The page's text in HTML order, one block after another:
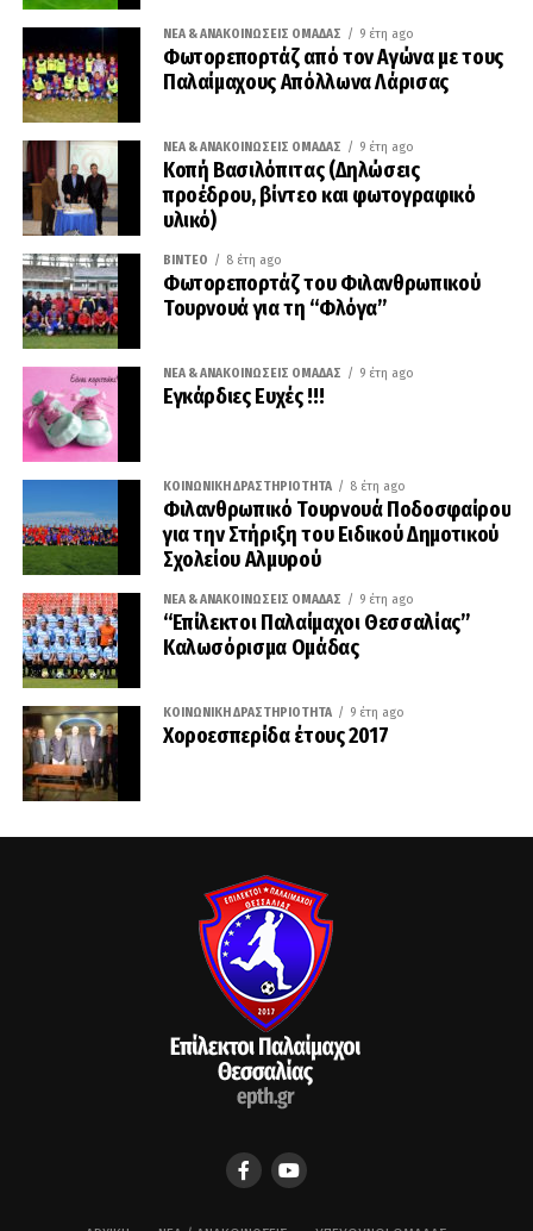
ΝΈΑ & ΑΝΑΚΟΙΝΏΣΕΙΣ ΟΜΆΔΑΣ 9 έτη ago
Φωτορεπορτάζ από τον Αγώνα με τους
Παλαίμαχους Απόλλωνα Λάρισας
ΝΈΑ & ΑΝΑΚΟΙΝΏΣΕΙΣ ΟΜΆΔΑΣ 9 έτη ago
Κοπή Βασιλόπιτας (Δηλώσεις
προέδρου, βίντεο και φωτογραφικό
υλικό)
ΒΊΝΤΕΟ 8 έτη ago
Φωτορεπορτάζ του Φιλανθρωπικού
Τουρνουά για τη “Φλόγα”
ΝΈΑ & ΑΝΑΚΟΙΝΏΣΕΙΣ ΟΜΆΔΑΣ 9 έτη ago
Εγκάρδιες Ευχές !!!
ΚΟΙΝΩΝΙΚΉ ΔΡΑΣΤΗΡΙΌΤΗΤΑ 8 έτη ago
Φιλανθρωπικό Τουρνουά Ποδοσφαίρου
για την Στήριξη του Ειδικού Δημοτικού
Σχολείου Αλμυρού
ΝΈΑ & ΑΝΑΚΟΙΝΏΣΕΙΣ ΟΜΆΔΑΣ 9 έτη ago
“Επίλεκτοι Παλαίμαχοι Θεσσαλίας”
Καλωσόρισμα Ομάδας
ΚΟΙΝΩΝΙΚΉ ΔΡΑΣΤΗΡΙΌΤΗΤΑ 9 έτη ago
Χοροεσπερίδα έτους 2017